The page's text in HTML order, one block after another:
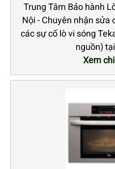
Trung Tâm Bảo hành
Nội - Chuyên nhận sửa
các sự cố lò vi sóng
nguồn)
Xem